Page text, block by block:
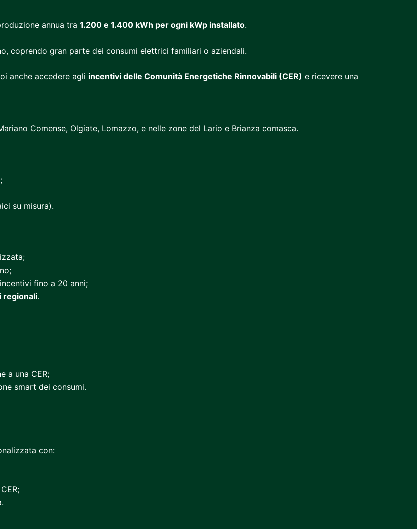
annua tra 1.200 e 1.400 kWh per ogni kWp installato.
coprendo gran parte dei consumi elettrici familiari o aziendali.
anche accedere agli incentivi delle Comunità Energetiche Rinnovabili (CER) e ricevere una
Comense, Olgiate, Lomazzo, e nelle zone del Lario e Brianza comasca.
su misura).
fino a 20 anni;
regionali.
a una CER;
smart dei consumi.
con: